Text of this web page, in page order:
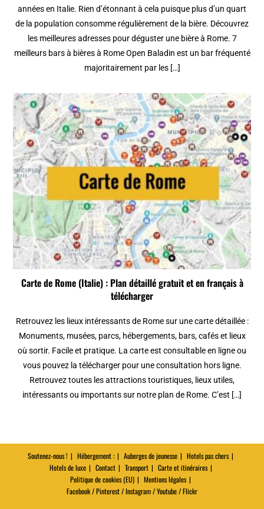
années en Italie. Rien d’étonnant à cela puisque plus d’un quart
de la population consomme régulièrement de la bière. Découvrez
les meilleures adresses pour déguster une bière à Rome. 7
meilleurs bars à bières à Rome Open Baladin est un bar fréquenté
majoritairement par les […]
Carte de Rome (Italie) : Plan détaillé gratuit et en français à
télécharger
Retrouvez les lieux intéressants de Rome sur une carte détaillée :
Monuments, musées, parcs, hébergements, bars, cafés et lieux
où sortir. Facile et pratique. La carte est consultable en ligne ou
vous pouvez la télécharger pour une consultation hors ligne.
Retrouvez toutes les attractions touristiques, lieux utiles,
intéressants ou importants sur notre plan de Rome. C’est […]
Soutenez-nous ! Hébergement : Auberges de jeunesse
Hotels pas chers
Hotels de luxe
Contact Transport
Carte et itinéraires
Politique de cookies (EU)
Mentions légales
Facebook / Pinterest / Instagram / Youtube / Flickr